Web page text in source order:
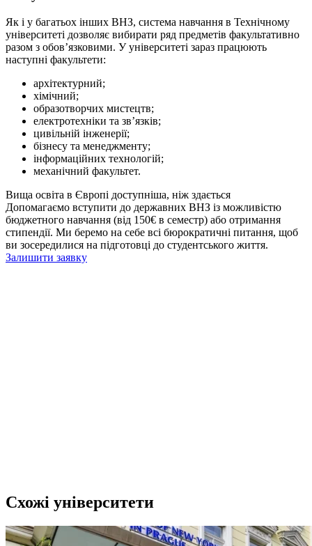
Як і у багатьох інших ВНЗ, система навчання в Технічному
університеті дозволяє вибирати ряд предметів факультативно
разом з обов’язковими. У університеті зараз працюють
наступні факультети:
архітектурний;
хімічний;
образотворчих мистецтв;
електротехніки та зв’язків;
цивільній інженерії;
бізнесу та менеджменту;
інформаційних технологій;
механічний факультет.
Вища освіта в Європі доступніша, ніж здається
Допомагаємо вступити до державних ВНЗ із можливістю
бюджетного навчання (від 150€ в семестр) або отримання
стипендії. Ми беремо на себе всі бюрократичні питання, щоб
ви зосередилися на підготовці до студентського життя.
Залишити заявку
Схожі університети